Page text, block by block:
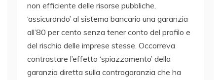
non efficiente delle risorse pubbliche,
‘assicurando’ al sistema bancario una garanzia
all’80 per cento senza tener conto del profilo e
del rischio delle imprese stesse. Occorreva
contrastare l’effetto ‘spiazzamento’ della
garanzia diretta sulla controgaranzia che ha